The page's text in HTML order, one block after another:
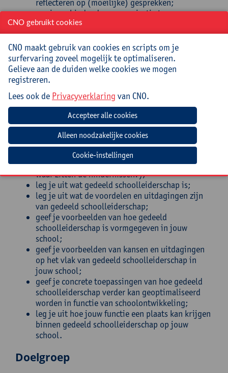
reflecteren op (moeilijke) gesprekken;
pas je verbindende communicatie toe om op een
constructieve manier te kunnen blijven
samenwerken;
deel je expertise met betrekking tot het voeren
van moeilijke gesprekken;
bezit je een basiskennis motiverende
gespreksvoering;
met weerstand;
reflecteer je op het eigen functioneren als coach
(waar sta ik in mijn vaardigheden als coach?
Waar bots ik nog op? Waar zitten mijn
groeikansen?);
reflecteer je op de eigen onderwijscontext (waar
staan we als school? Waar zie ik nog kansen?
Waar zitten de hindernissen?);
leg je uit wat gedeeld schoolleiderschap is;
leg je uit wat de voordelen en uitdagingen zijn
van gedeeld schoolleiderschap;
geef je voorbeelden van hoe gedeeld
schoolleiderschap is vormgegeven in jouw
school;
geef je voorbeelden van kansen en uitdagingen
op het vlak van gedeeld schoolleiderschap in
jouw school;
geef je concrete toepassingen van hoe gedeeld
schoolleiderschap verder kan geoptimaliseerd
worden in functie van schoolontwikkeling;
leg je uit hoe jouw functie een plaats kan krijgen
binnen gedeeld schoolleiderschap op jouw
school.
Doelgroep
CNO gebruikt cookies
CNO maakt gebruik van cookies en scripts om je
surfervaring zoveel mogelijk te optimaliseren.
Gelieve aan de duiden welke cookies we mogen
registreren.
Lees ook de Privacyverklaring van CNO.
Cookie-instellingen